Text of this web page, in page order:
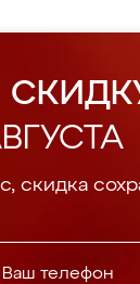
скидка